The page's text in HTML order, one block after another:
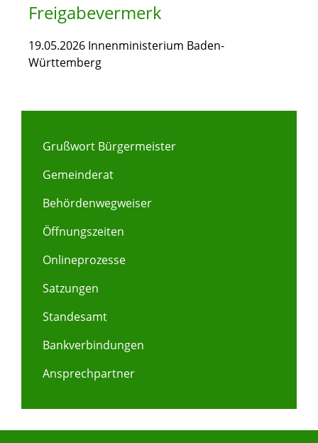
Freigabevermerk
19.05.2026 Innenministerium Baden-
Württemberg
Grußwort Bürgermeister
Gemeinderat
Behördenwegweiser
Öffnungszeiten
Onlineprozesse
Satzungen
Standesamt
Bankverbindungen
Ansprechpartner